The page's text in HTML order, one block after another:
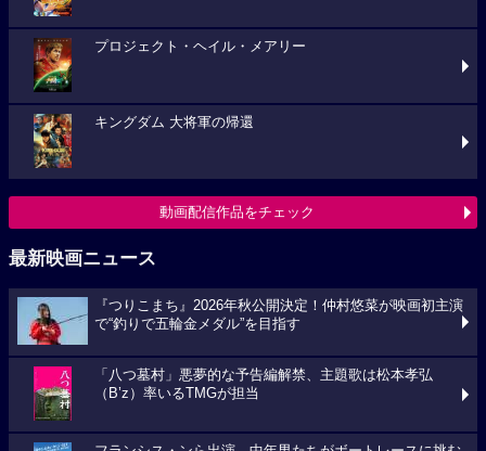
プロジェクト・ヘイル・メアリー
キングダム 大将軍の帰還
動画配信作品をチェック
最新映画ニュース
『つりこまち』2026年秋公開決定！仲村悠菜が映画初主演
で“釣りで五輪金メダル”を目指す
「八つ墓村」悪夢的な予告編解禁、主題歌は松本孝弘
（B’z）率いるTMGが担当